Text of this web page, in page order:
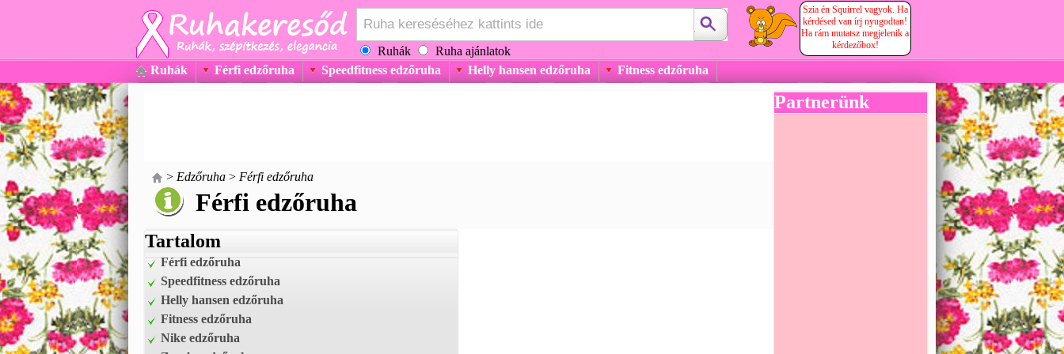
Ruhák Ruha ajánlatok
Szia én Squirrel vagyok. Ha
kérdésed van írj nyugodtan!
Ha rám mutatsz megjelenik a
kérdezőbox!
Ruhák Férfi edzőruha Speedfitness edzőruha Helly hansen edzőruha Fitness edzőruha
> Edzőruha > Férfi edzőruha
Férfi edzőruha
Tartalom
Férfi edzőruha
Speedfitness edzőruha
Helly hansen edzőruha
Fitness edzőruha
Nike edzőruha
Partnerünk